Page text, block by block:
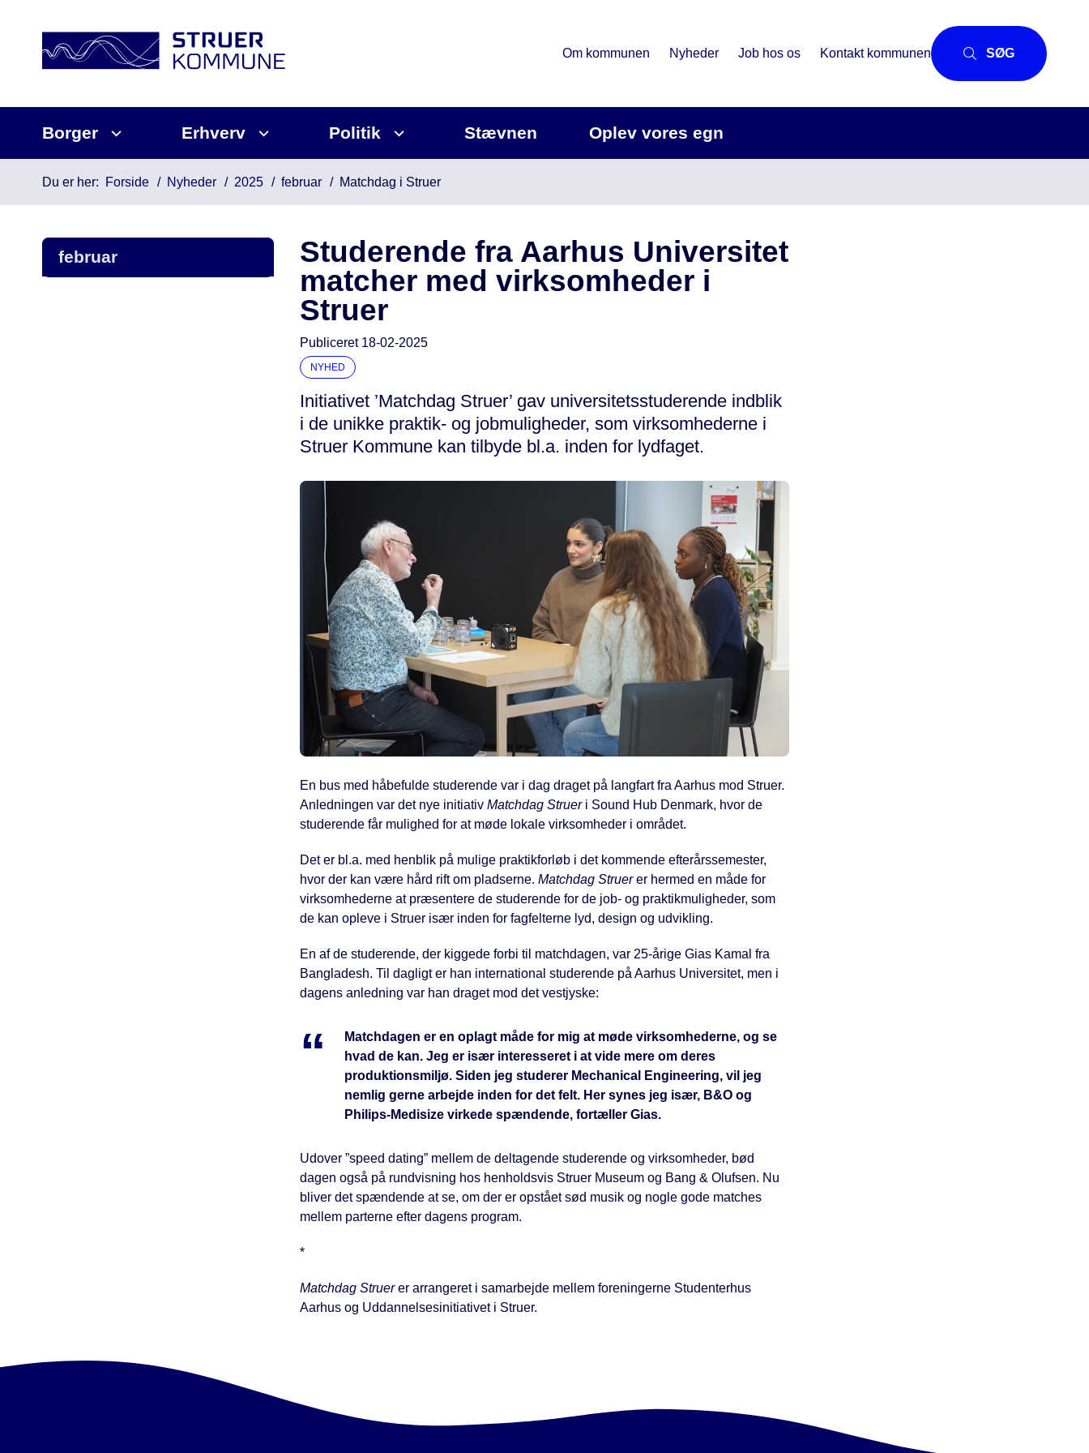
Om kommunen Nyheder Job hos os Kontakt kommunen SØG
Borger Erhverv Politik Stævnen Oplev vores egn
Du er her: Forside Nyheder 2025 februar Matchdag i Struer
februar
Studerende fra Aarhus Universitet
matcher med virksomheder i
Struer
Publiceret 18-02-2025
NYHED
Initiativet ’Matchdag Struer’ gav universitetsstuderende indblik
i de unikke praktik- og jobmuligheder, som virksomhederne i
Struer Kommune kan tilbyde bl.a. inden for lydfaget.
En bus med håbefulde studerende var i dag draget på langfart fra Aarhus mod Struer.
Anledningen var det nye initiativ Matchdag Strueri Sound Hub Denmark, hvor de
studerende får mulighed for at møde lokale virksomheder i området.
Det er bl.a. med henblik på mulige praktikforløb i det kommende efterårssemester,
hvor der kan være hård rift om pladserne. Matchdag Struerer hermed en måde for
virksomhederne at præsentere de studerende for de job- og praktikmuligheder, som
de kan opleve i Struer især inden for fagfelterne lyd, design og udvikling.
En af de studerende, der kiggede forbi til matchdagen, var 25-årige Gias Kamal fra
Bangladesh. Til dagligt er han international studerende på Aarhus Universitet, men i
dagens anledning var han draget mod det vestjyske:
Matchdagen er en oplagt måde for mig at møde virksomhederne, og se
hvad de kan. Jeg er især interesseret i at vide mere om deres
produktionsmiljø. Siden jeg studerer Mechanical Engineering, vil jeg
nemlig gerne arbejde inden for det felt. Her synes jeg især, B&O og
Philips-Medisize virkede spændende, fortæller Gias.
Udover ”speed dating” mellem de deltagende studerende og virksomheder, bød
dagen også på rundvisning hos henholdsvis Struer Museum og Bang & Olufsen. Nu
bliver det spændende at se, om der er opstået sød musik og nogle gode matches
mellem parterne efter dagens program.
*
Matchdag Struerer arrangeret i samarbejde mellem foreningerne Studenterhus
Aarhus og Uddannelsesinitiativet i Struer.